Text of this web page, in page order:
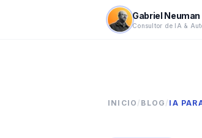
Gabriel Neuman
Consultor de IA &
INICIO / BLOG / IA